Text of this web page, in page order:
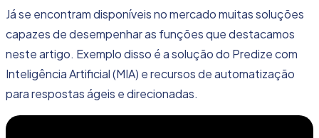
Já se encontram disponíveis no mercado muitas soluções
capazes de desempenhar as funções que destacamos
neste artigo. Exemplo disso é a solução do Predize com
Inteligência Artificial (MIA) erecursos de automatização
para respostas ágeis e direcionadas.